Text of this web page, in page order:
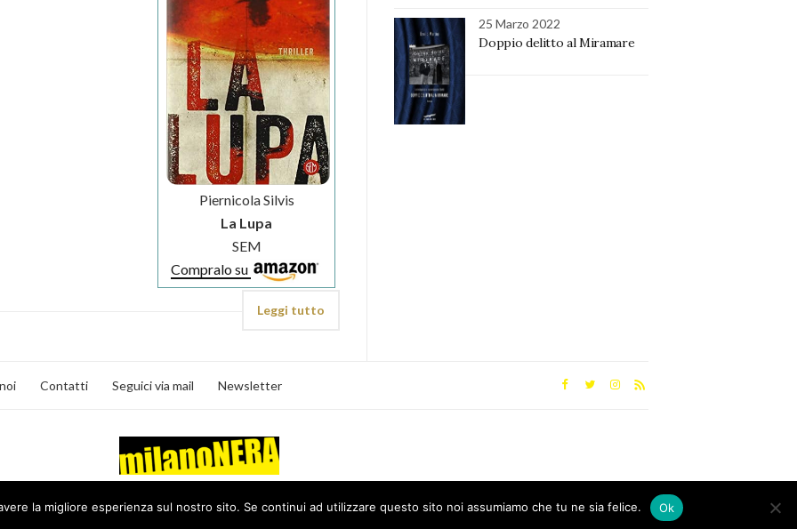
Piernicola Silvis
La Lupa
SEM
Compralo su
Leggi tutto
25 Marzo 2022
Doppio delitto al Miramare
Contatti Seguici via mail Newsletter
la migliore esperienza sul nostro sito. Se continui ad utilizzare questo sito noi assumiamo che tu ne sia felice. Ok